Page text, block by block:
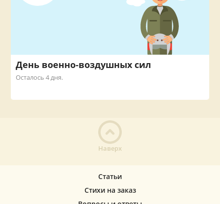
День военно-воздушных сил
Осталось 4 дня.
Наверх
Статьи
Стихи на заказ